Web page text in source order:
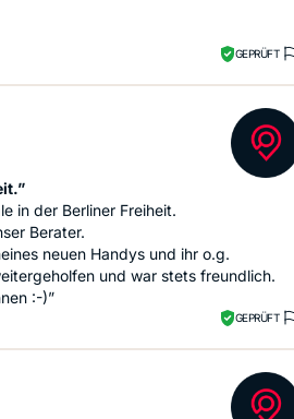
GEPRÜFT
in der Berliner Freiheit.
Berater.
neuen Handys und ihr o.g.
und war stets freundlich.
:-)”
GEPRÜFT